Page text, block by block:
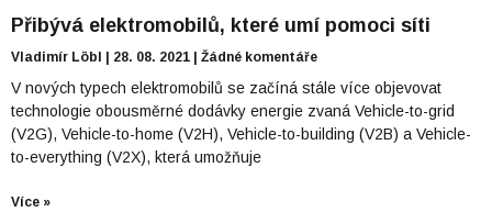
Přibývá elektromobilů, které umí pomoci síti
Vladimír Löbl 28. 08. 2021 Žádné komentáře
V nových typech elektromobilů se začíná stále více objevovat
technologie obousměrné dodávky energie zvaná Vehicle-to-grid
(V2G), Vehicle-to-home (V2H), Vehicle-to-building (V2B) a Vehicle-
to-everything (V2X), která umožňuje
Více »